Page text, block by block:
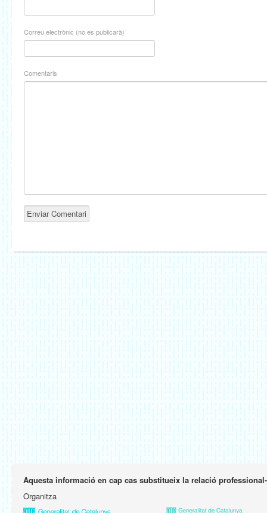
Correu electrònic (no es publicarà)
Comentaris
Aquesta informació en cap cas substitueix la relació
Organitza